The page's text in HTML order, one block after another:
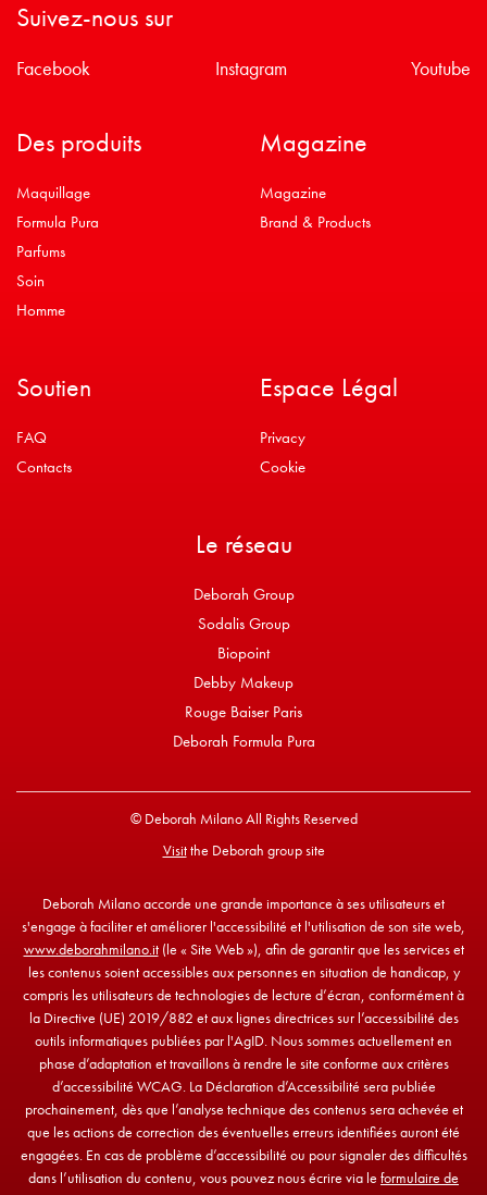
Suivez-nous sur
Facebook Instagram Youtube
Des produits
Maquillage
Formula Pura
Parfums
Soin
Homme
Magazine
Magazine
Brand & Products
Soutien
FAQ
Contacts
Espace Légal
Privacy
Cookie
Le réseau
Deborah Group
Sodalis Group
Biopoint
Debby Makeup
Rouge Baiser Paris
Deborah Formula Pura
© Deborah Milano All Rights Reserved
Visitthe Deborah group site
Deborah Milano accorde une grande importance à ses utilisateurs et
s'engage à faciliter et améliorer l'accessibilité et l'utilisation de son site web,
www.deborahmilano.it(le « Site Web »), afin de garantir que les services et
les contenus soient accessibles aux personnes en situation de handicap, y
compris les utilisateurs de technologies de lecture d’écran, conformément à
la Directive (UE) 2019/882 et aux lignes directrices sur l’accessibilité des
outils informatiques publiées par l'AgID. Nous sommes actuellement en
phase d’adaptation et travaillons à rendre le site conforme aux critères
d’accessibilité WCAG. La Déclaration d’Accessibilité sera publiée
prochainement, dès que l’analyse technique des contenus sera achevée et
que les actions de correction des éventuelles erreurs identifiées auront été
engagées. En cas de problème d’accessibilité ou pour signaler des difficultés
dans l’utilisation du contenu, vous pouvez nous écrire via le formulaire de